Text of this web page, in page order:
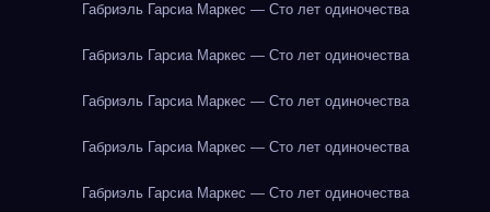
Габриэль Гарсиа Маркес — Сто лет одиночества
Габриэль Гарсиа Маркес — Сто лет одиночества
Габриэль Гарсиа Маркес — Сто лет одиночества
Габриэль Гарсиа Маркес — Сто лет одиночества
Габриэль Гарсиа Маркес — Сто лет одиночества